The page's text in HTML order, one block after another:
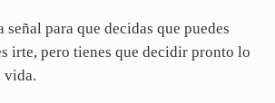
señal para que decidas que puedes
irte, pero tienes que decidir pronto lo
vida.